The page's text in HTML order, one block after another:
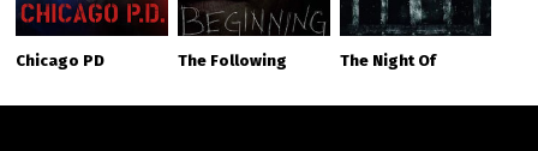
Chicago PD The Following The Night Of